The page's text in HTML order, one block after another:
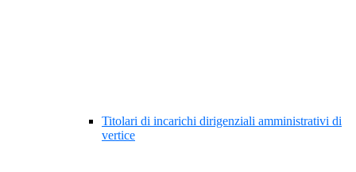
Titolari di incarichi dirigenziali amministrativi di
vertice